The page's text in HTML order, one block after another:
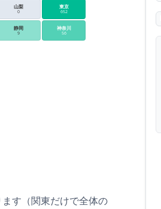
山梨
0
東京
652
静岡
9
神奈川
56
す （関東だけで全体の